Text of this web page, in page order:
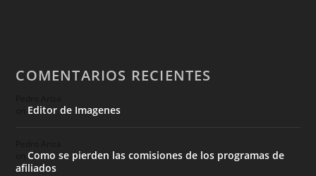
COMENTARIOS RECIENTES
Editor de Imagenes
onComo se pierden las comisiones de los programas de
afiliados